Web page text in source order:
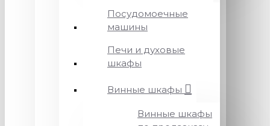
Посудомоечные
машины
Печи и духовые
шкафы
Винные шкафы
Винные шкафы